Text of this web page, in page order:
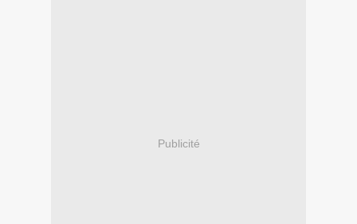
Publicité